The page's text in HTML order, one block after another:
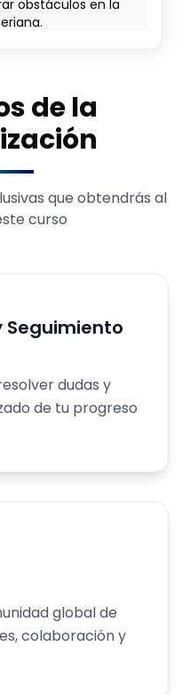
obstáculos en la
de la
que obtendrás al
curso
Seguimiento
dudas y
de tu progreso
global de
colaboración y